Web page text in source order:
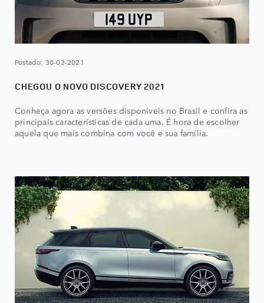
Postado: 30-03-2021
CHEGOU O NOVO DISCOVERY 2021
Conheça agora as versões disponíveis no Brasil e confira as
principais características de cada uma. É hora de escolher
aquela que mais combina com você e sua família.